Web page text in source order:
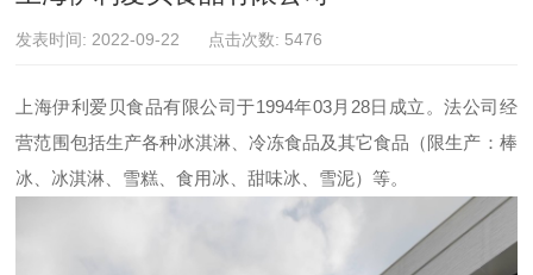
发表时间: 2022-09-22 点击次数: 5476
上海伊利爱贝食品有限公司于1994年03月28日成立。法公司经
营范围包括生产各种冰淇淋、冷冻食品及其它食品（限生产：棒
冰、冰淇淋、雪糕、食用冰、甜味冰、雪泥）等。